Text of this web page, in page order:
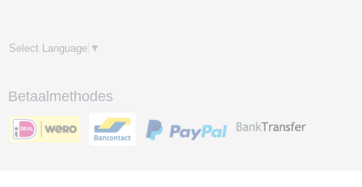
Select Language ▼
Betaalmethodes